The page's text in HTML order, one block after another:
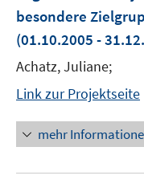
besondere
(01.10.2005 -
Achatz, Juliane;
Link zur Projektseite
mehr